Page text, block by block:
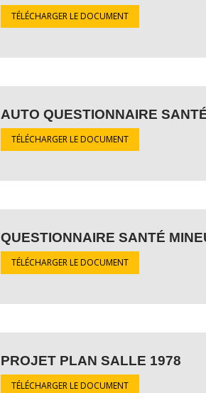
TÉLÉCHARGER LE DOCUMENT
AUTO QUESTIONNAIRE
TÉLÉCHARGER LE DOCUMENT
QUESTIONNAIRE SANTÉ
TÉLÉCHARGER LE DOCUMENT
PROJET PLAN SALLE 1978
TÉLÉCHARGER LE DOCUMENT